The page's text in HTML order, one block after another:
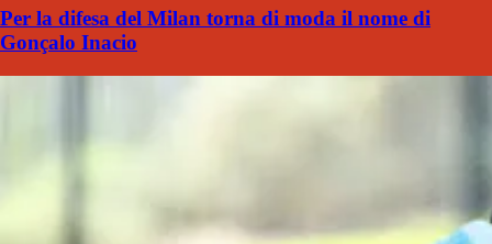
Per la difesa del Milan torna di moda il nome di
Gonçalo Inacio